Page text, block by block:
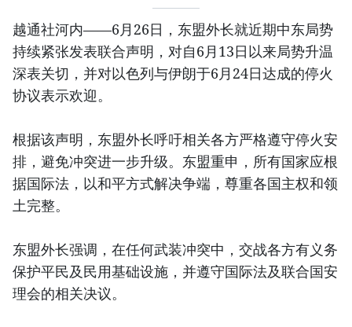
越通社河内——6月26日，东盟外长就近期中东局势
持续紧张发表联合声明，对自6月13日以来局势升温
深表关切，并对以色列与伊朗于6月24日达成的停火
协议表示欢迎。
根据该声明，东盟外长呼吁相关各方严格遵守停火安
排，避免冲突进一步升级。东盟重申，所有国家应根
据国际法，以和平方式解决争端，尊重各国主权和领
土完整。
东盟外长强调，在任何武装冲突中，交战各方有义务
保护平民及民用基础设施，并遵守国际法及联合国安
理会的相关决议。